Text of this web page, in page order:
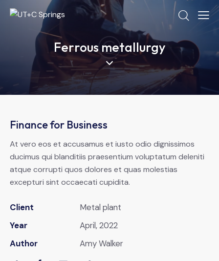
Ferrous metallurgy
Finance for Business
At vero eos et accusamus et iusto odio dignissimos
ducimus qui blanditiis praesentium voluptatum deleniti
atque corrupti quos dolores et quas molestias
excepturi sint occaecati cupidita.
Client
Metal plant
Year
April, 2022
Author
Amy Walker